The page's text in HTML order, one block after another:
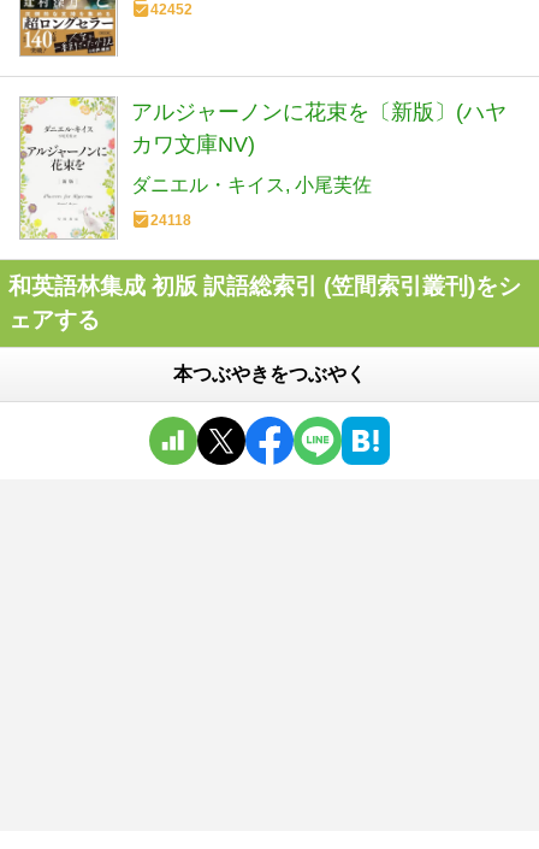
42452
アルジャーノンに花束を〔新版〕(ハヤ
カワ文庫NV)
ダニエル・キイス 小尾芙佐
24118
和英語林集成 初版 訳語総索引 (笠間索引叢刊)をシ
ェアする
本つぶやきをつぶやく